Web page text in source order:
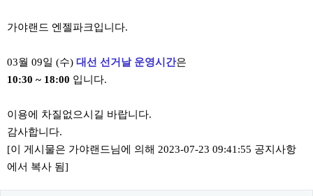
가야랜드 엔젤파크입니다.
03월 09일 (수) 대선 선거날 운영시간은
10:30 ~ 18:00 입니다.
이용에 차질없으시길 바랍니다.
감사합니다.
[이 게시물은 가야랜드님에 의해 2023-07-23 09:41:55 공지사항
에서 복사 됨]